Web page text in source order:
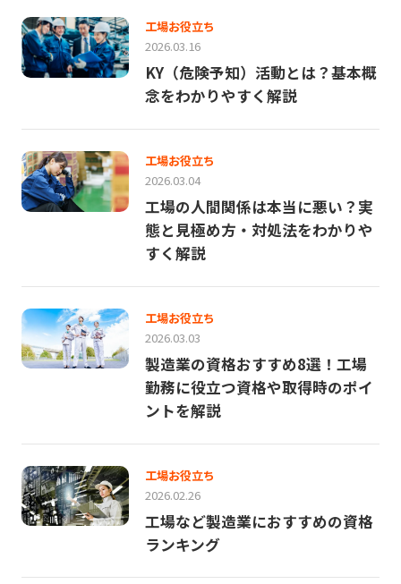
工場お役立ち
2026.03.16
KY（危険予知）活動とは？基本概
念をわかりやすく解説
工場お役立ち
2026.03.04
工場の人間関係は本当に悪い？実
態と見極め方・対処法をわかりや
すく解説
工場お役立ち
2026.03.03
製造業の資格おすすめ8選！工場
勤務に役立つ資格や取得時のポイ
ントを解説
工場お役立ち
2026.02.26
工場など製造業におすすめの資格
ランキング